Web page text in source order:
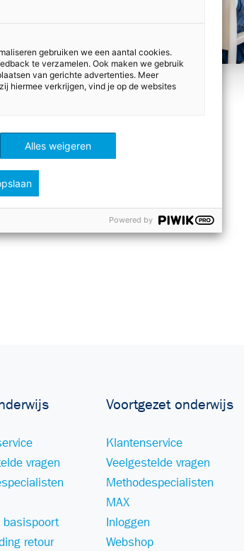
vragen
basispoort
retour
Voortgezet onderwijs
Klantenservice
Veelgestelde vragen
Methodespecialisten
MAX
Inloggen
Webshop
gebruiken we een aantal cookies.
te verzamelen. Ook maken we gebruik
van gerichte advertenties. Meer
hiermee verkrijgen, vind je op de websites
Alles weigeren
Powered by